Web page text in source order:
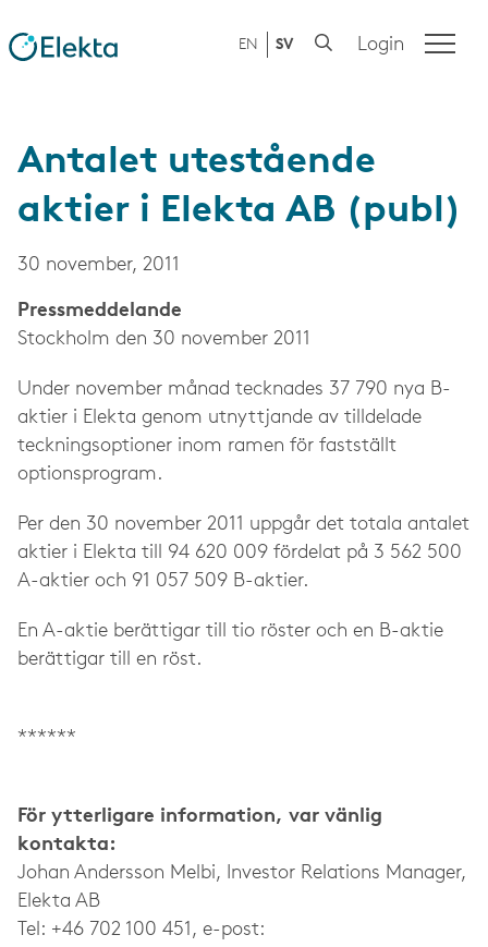
EN SV Login
Antalet utestående
aktier i Elekta AB (publ)
30 november, 2011
Press­meddelande
Stockholm den 30 november 2011
Under november månad tecknades 37 790 nya B-
aktier i Elekta genom utnyttjande av tilldelade
teckningsoptioner inom ramen för fastställt
optionsprogram.
Per den 30 november 2011 uppgår det totala antalet
aktier i Elekta till 94 620 009 fördelat på 3 562 500
A-aktier och 91 057 509 B-aktier.
En A-aktie berättigar till tio röster och en B-aktie
berättigar till en röst.
******
För ytterligare information, var vänlig
kontakta:
Johan Andersson Melbi, Investor Relations Manager,
Elekta AB
Tel: +46 702 100 451, e-post: